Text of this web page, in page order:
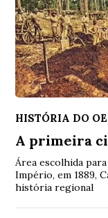
HISTÓRIA DO
A primeira
Área escolhida
Império, em 1889,
história regional